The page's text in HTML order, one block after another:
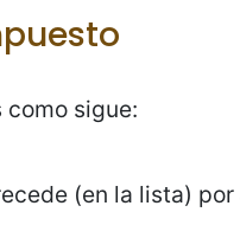
como sigue:
(en la lista) por